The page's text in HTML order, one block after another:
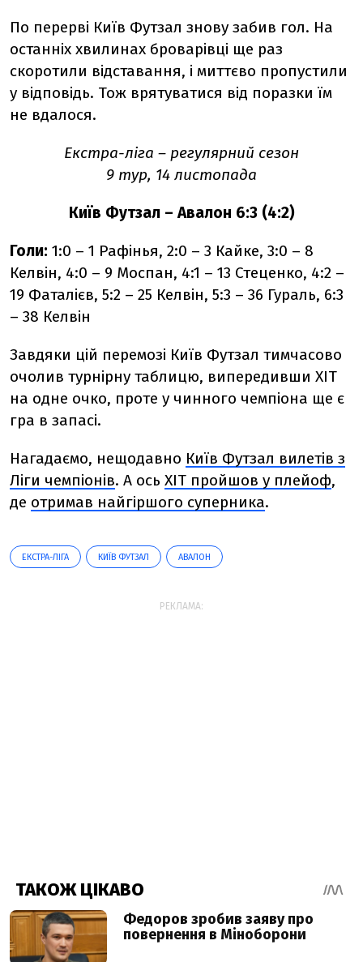
По перерві Київ Футзал знову забив гол. На
останніх хвилинах броварівці ще раз
скоротили відставання, і миттєво пропустили
у відповідь. Тож врятуватися від поразки їм
не вдалося.
Екстра-ліга – регулярний сезон
9 тур, 14 листопада
Київ Футзал – Авалон 6:3 (4:2)
Голи: 1:0 – 1 Рафінья, 2:0 – 3 Кайке, 3:0 – 8
Келвін, 4:0 – 9 Моспан, 4:1 – 13 Стеценко, 4:2 –
19 Фаталієв, 5:2 – 25 Келвін, 5:3 – 36 Гураль, 6:3
– 38 Келвін
Завдяки цій перемозі Київ Футзал тимчасово
очолив турнірну таблицю, випередивши ХІТ
на одне очко, проте у чинного чемпіона ще є
гра в запасі.
Нагадаємо, нещодавно Київ Футзал вилетів з
Ліги чемпіонів. А ось ХІТ пройшов у плейоф,
де отримав найгіршого суперника.
ЕКСТРА-ЛІГА КИЇВ ФУТЗАЛ АВАЛОН
РЕКЛАМА: